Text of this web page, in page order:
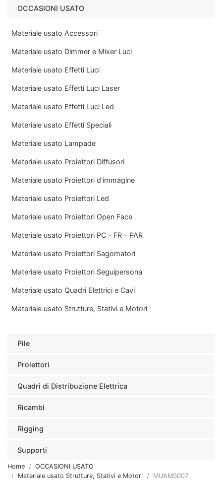
OCCASIONI USATO
Materiale usato Accessori
Materiale usato Dimmer e Mixer Luci
Materiale usato Effetti Luci
Materiale usato Effetti Luci Laser
Materiale usato Effetti Luci Led
Materiale usato Effetti Speciali
Materiale usato Lampade
Materiale usato Proiettori Diffusori
Materiale usato Proiettori d'immagine
Materiale usato Proiettori Led
Materiale usato Proiettori Open Face
Materiale usato Proiettori PC - FR - PAR
Materiale usato Proiettori Sagomatori
Materiale usato Proiettori Seguipersona
Materiale usato Quadri Elettrici e Cavi
Materiale usato Strutture, Stativi e Motori
Pile
Proiettori
Quadri di Distribuzione Elettrica
Ricambi
Rigging
Supporti
Home
OCCASIONI USATO
Materiale usato Strutture, Stativi e Motori
MUAMS007